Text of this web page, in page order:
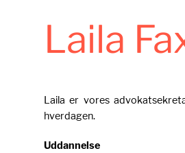
Laila
Laila er vores
hverdagen.
Uddannelse